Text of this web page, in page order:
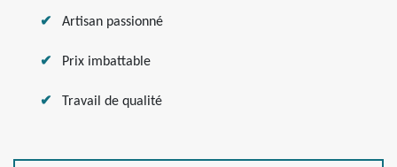
Artisan passionné
Prix imbattable
Travail de qualité